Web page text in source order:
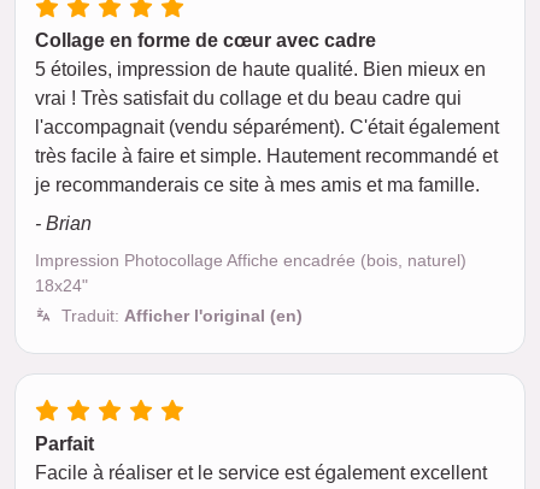
Collage en forme de cœur avec cadre
5 étoiles, impression de haute qualité. Bien mieux en
vrai ! Très satisfait du collage et du beau cadre qui
l'accompagnait (vendu séparément). C'était également
très facile à faire et simple. Hautement recommandé et
je recommanderais ce site à mes amis et ma famille.
- Brian
Impression Photocollage Affiche encadrée (bois, naturel)
18x24"
Traduit: Afficher l'original (en)
Parfait
Facile à réaliser et le service est également excellent